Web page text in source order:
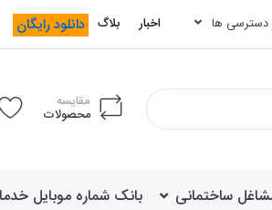
دسترسی ها اخبار بلاگ دانلود رایگان
مقایسه
محصولات
ساختمانی بانک شماره موبایل